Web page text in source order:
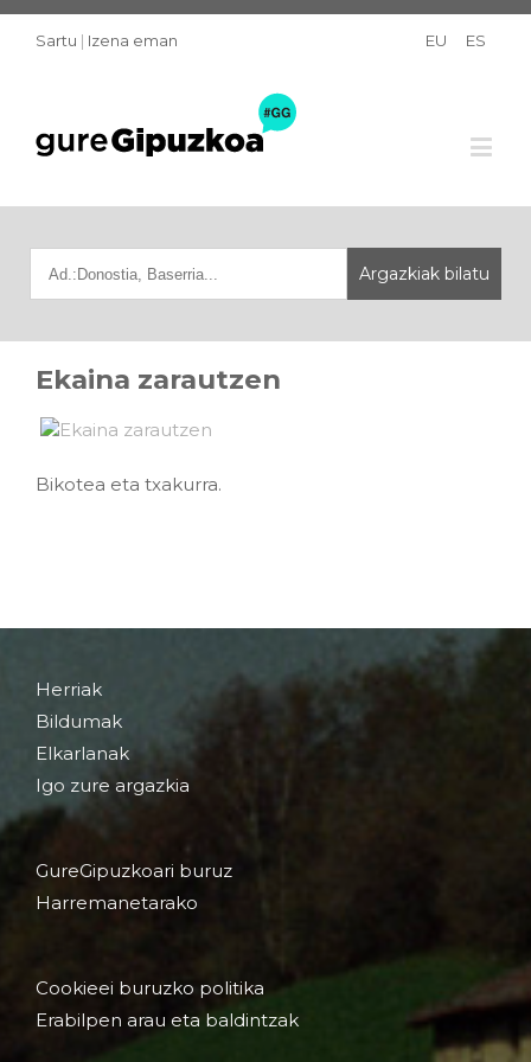
Sartu | Izena eman EU ES
Ekaina zarautzen
Bikotea eta txakurra.
Herriak
Bildumak
Elkarlanak
Igo zure argazkia
GureGipuzkoari buruz
Harremanetarako
Cookieei buruzko politika
Erabilpen arau eta baldintzak